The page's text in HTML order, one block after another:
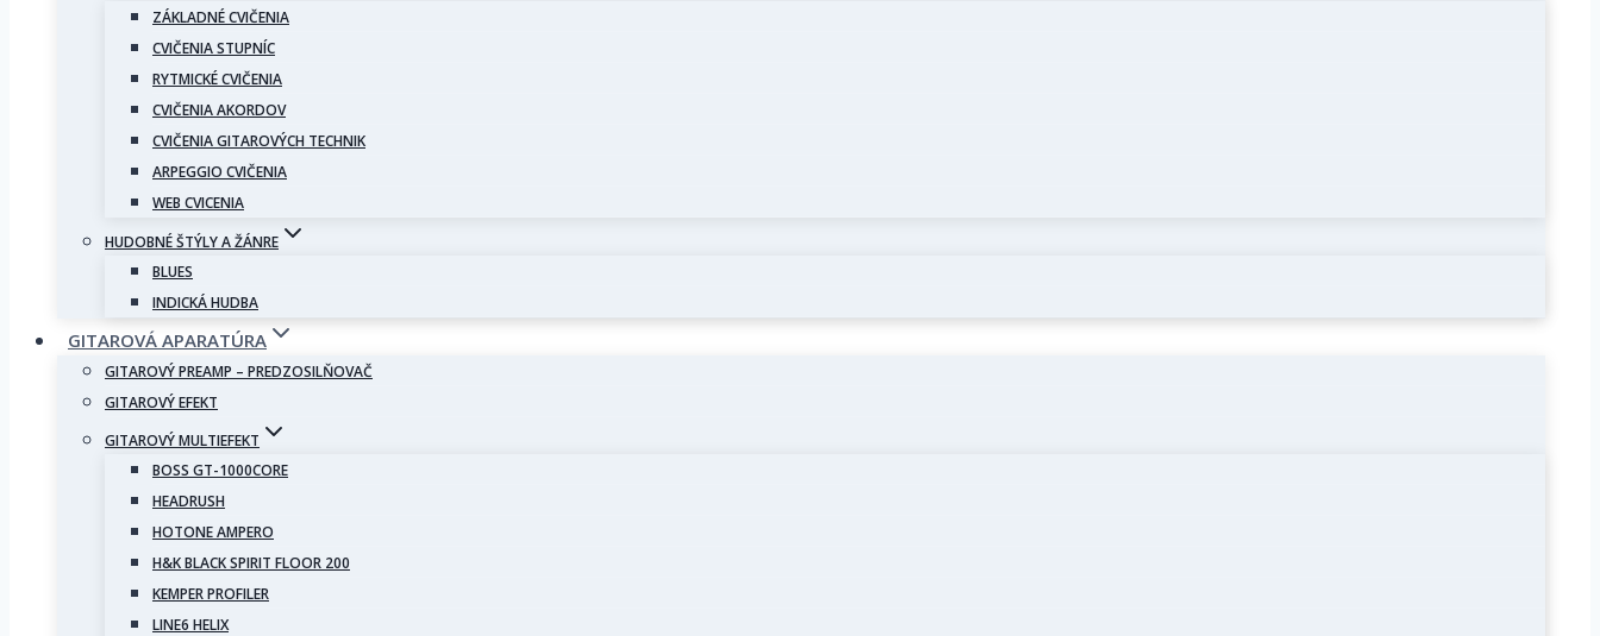
ZÁKLADNÉ CVIČENIA
CVIČENIA STUPNÍC
RYTMICKÉ CVIČENIA
CVIČENIA AKORDOV
CVIČENIA GITAROVÝCH TECHNIK
ARPEGGIO CVIČENIA
WEB CVICENIA
HUDOBNÉ ŠTÝLY A ŽÁNRE
BLUES
INDICKÁ HUDBA
GITAROVÁ APARATÚRA
GITAROVÝ PREAMP – PREDZOSILŇOVAČ
GITAROVÝ EFEKT
GITAROVÝ MULTIEFEKT
BOSS GT-1000CORE
HEADRUSH
HOTONE AMPERO
H&K BLACK SPIRIT FLOOR 200
KEMPER PROFILER
LINE6 HELIX